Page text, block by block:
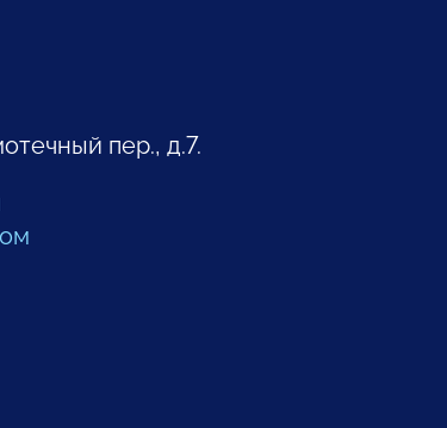
пер., д.7.